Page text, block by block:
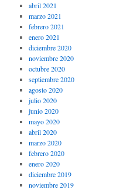
abril 2021
marzo 2021
febrero 2021
enero 2021
diciembre 2020
noviembre 2020
octubre 2020
septiembre 2020
agosto 2020
julio 2020
junio 2020
mayo 2020
abril 2020
marzo 2020
febrero 2020
enero 2020
diciembre 2019
noviembre 2019